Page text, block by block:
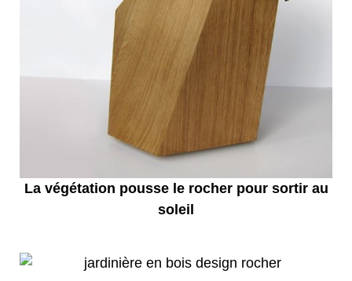
La végétation pousse le rocher pour sortir au
soleil